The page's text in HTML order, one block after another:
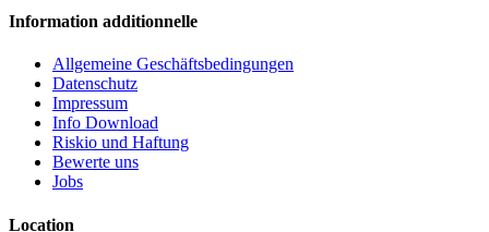
Information additionnelle
Allgemeine Geschäftsbedingungen
Datenschutz
Impressum
Info Download
Riskio und Haftung
Bewerte uns
Jobs
Location